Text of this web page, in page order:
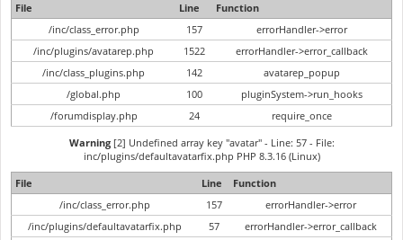
File
Line
Function
/inc/class_error.php
157
errorHandler->error
/inc/plugins/avatarep.php
1522
errorHandler->error_callback
/inc/class_plugins.php
142
avatarep_popup
/global.php
100
pluginSystem->run_hooks
/forumdisplay.php
24
require_once
Warning[2] Undefined array key "avatar" - Line: 57 - File:
inc/plugins/defaultavatarfix.php PHP 8.3.16 (Linux)
File
Line
Function
/inc/class_error.php
157
errorHandler->error
/inc/plugins/defaultavatarfix.php
57
errorHandler->error_callback